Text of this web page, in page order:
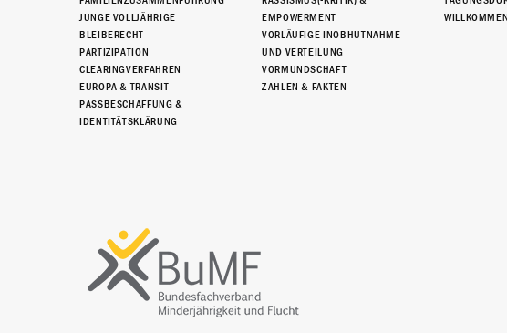
JUNGE VOLLJÄHRIGE
BLEIBERECHT
PARTIZIPATION
CLEARINGVERFAHREN
EUROPA & TRANSIT
PASSBESCHAFFUNG &
IDENTITÄTSKLÄRUNG
EMPOWERMENT
VORLÄUFIGE INOBHUTNAHME
UND VERTEILUNG
VORMUNDSCHAFT
ZAHLEN & FAKTEN